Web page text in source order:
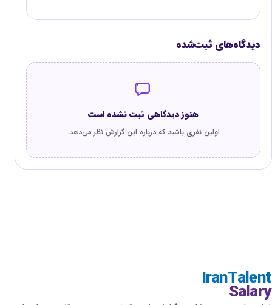
دیدگاه‌های ثبت‌شده
هنوز دیدگاهی ثبت نشده است
اولین نفری باشید که درباره این گزارش نظر می‌دهد.
IranTalent
Salary